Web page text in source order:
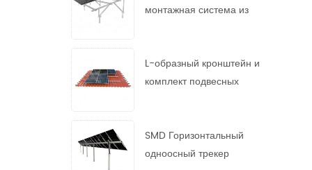
монтажная система из
L-образный кронштейн и
комплект подвесных
SMD Горизонтальный
одноосный трекер